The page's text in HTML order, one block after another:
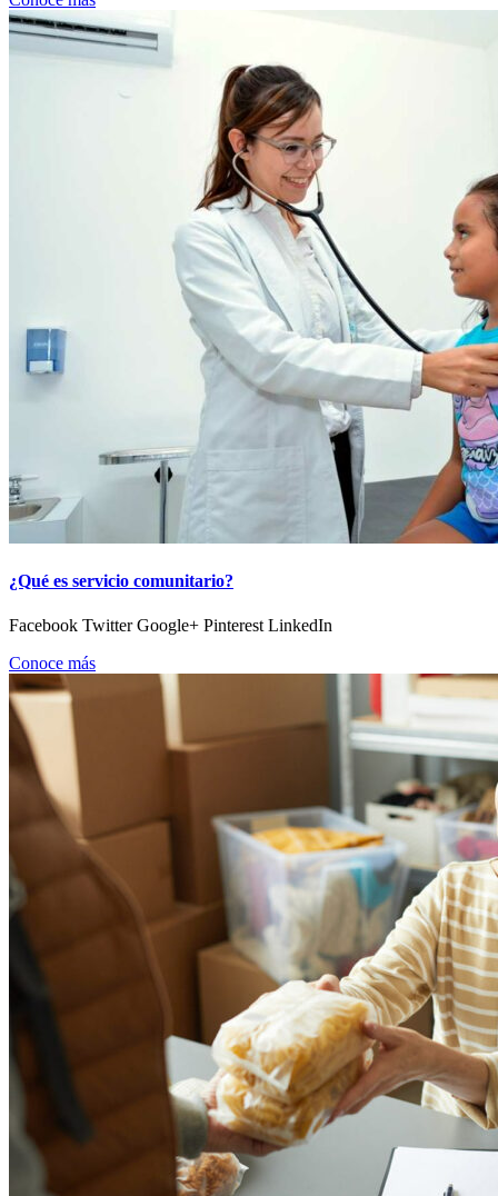
¿Qué es servicio comunitario?
Facebook Twitter Google+ Pinterest LinkedIn
Conoce más